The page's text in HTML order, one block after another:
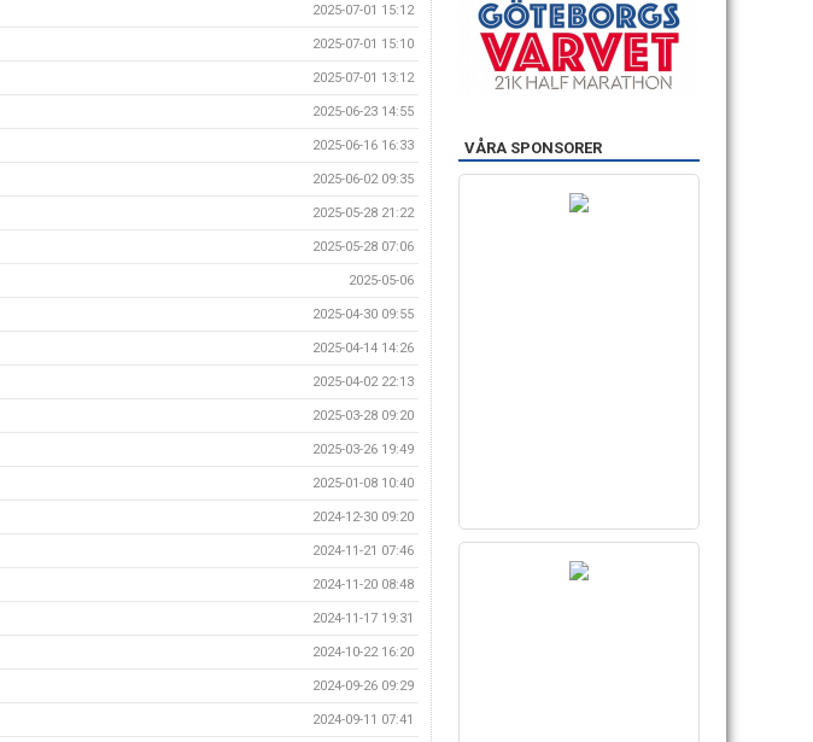
2025-07-01 15:12
2025-07-01 15:10
2025-07-01 13:12
2025-06-23 14:55
2025-06-16 16:33
2025-06-02 09:35
2025-05-28 21:22
2025-05-28 07:06
2025-05-06
2025-04-30 09:55
2025-04-14 14:26
2025-04-02 22:13
2025-03-28 09:20
2025-03-26 19:49
2025-01-08 10:40
2024-12-30 09:20
2024-11-21 07:46
2024-11-20 08:48
2024-11-17 19:31
2024-10-22 16:20
2024-09-26 09:29
2024-09-11 07:41
VÅRA SPONSORER